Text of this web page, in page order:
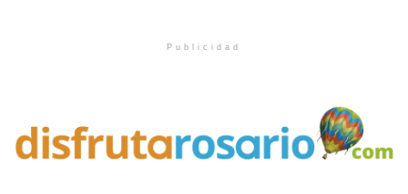
Publicidad